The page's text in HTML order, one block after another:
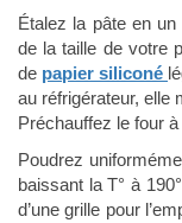
Étalez la pâte en un
de la taille de votre
de papier siliconé
au réfrigérateur, elle
Préchauffez le four à
Poudrez
baissant la T° à
d’une grille pour